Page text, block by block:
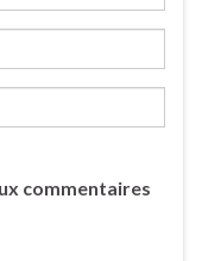
commentaires